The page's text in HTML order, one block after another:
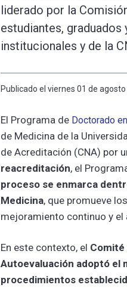
liderado por la
estudiantes,
institucionales y de la
Publicado el viernes 01 de
El Programa de Doctorado
de Medicina de la
de Acreditación (CNA) por
reacreditación, el
proceso se enmarca
Medicina, que promueve
mejoramiento continuo y
En este contexto, el Comité
Autoevaluación adoptó el
procedimientos